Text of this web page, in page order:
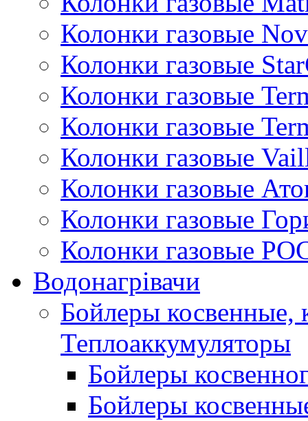
Колонки газовые
Колонки газовые
Колонки газовые
Колонки газовые
Колонки газовые
Колонки газовые
Колонки газовые
Колонки газовые
Водонагрівачи
Бойлеры косвенные,
Теплоаккумуляторы
Бойлеры
Бойлеры